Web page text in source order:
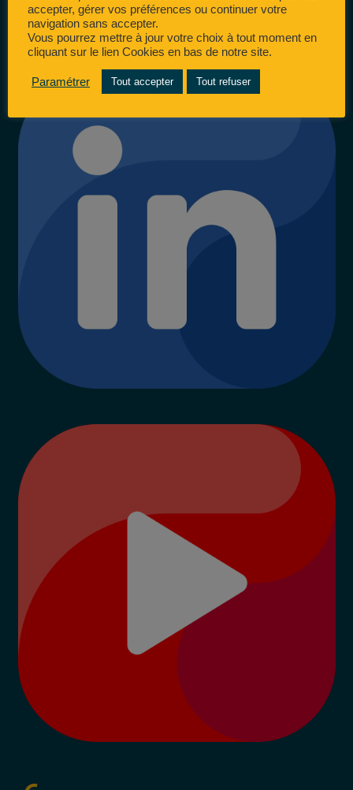
accepter, gérer vos préférences ou continuer votre
navigation sans accepter.
Vous pourrez mettre à jour votre choix à tout moment en
cliquant sur le lien Cookies en bas de notre site.
Paramétrer Tout accepter Tout refuser